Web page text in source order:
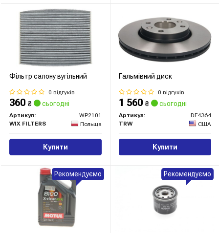
Фільтр салону вугільний
0 відгуків
360 ₴ сьогодні
Артикул:
WP2101
WIX FILTERS
Польща
Купити
Гальмівний диск
0 відгуків
1 560 ₴ сьогодні
Артикул:
DF4364
TRW
США
Купити
Рекомендуємо Рекомендуємо